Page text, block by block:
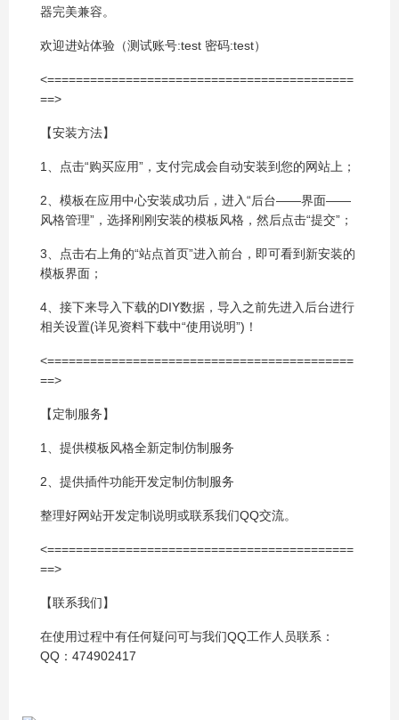
器完美兼容。
欢迎进站体验（测试账号:test 密码:test）
<===========================================
==>
【安装方法】
1、点击“购买应用”，支付完成会自动安装到您的网站上；
2、模板在应用中心安装成功后，进入“后台——界面——
风格管理”，选择刚刚安装的模板风格，然后点击“提交”；
3、点击右上角的“站点首页”进入前台，即可看到新安装的
模板界面；
4、接下来导入下载的DIY数据，导入之前先进入后台进行
相关设置(详见资料下载中“使用说明”)！
<===========================================
==>
【定制服务】
1、提供模板风格全新定制仿制服务
2、提供插件功能开发定制仿制服务
整理好网站开发定制说明或联系我们QQ交流。
<===========================================
==>
【联系我们】
在使用过程中有任何疑问可与我们QQ工作人员联系：
QQ：474902417